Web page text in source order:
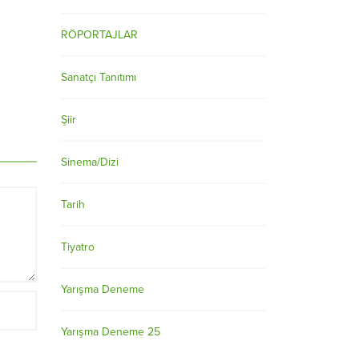
RÖPORTAJLAR
Sanatçı Tanıtımı
Şiir
Sinema/Dizi
Tarih
Tiyatro
Yarışma Deneme
Yarışma Deneme 25